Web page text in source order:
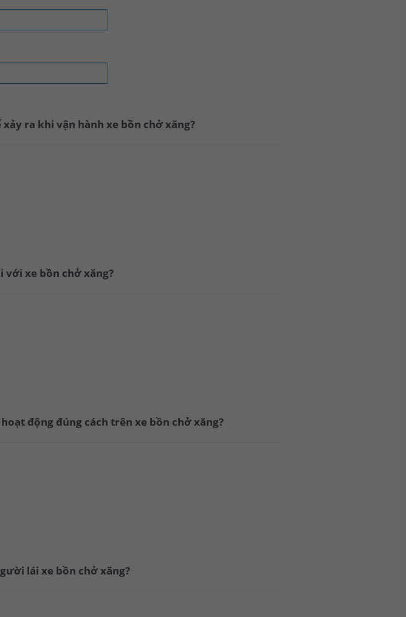
ra khi vận hành xe bồn chở xăng?
với xe bồn chở xăng?
động đúng cách trên xe bồn chở xăng?
lái xe bồn chở xăng?